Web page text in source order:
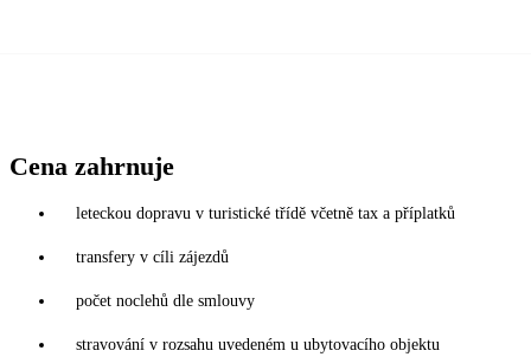
Cena zahrnuje
leteckou dopravu v turistické třídě včetně tax a příplatků
transfery v cíli zájezdů
počet noclehů dle smlouvy
stravování v rozsahu uvedeném u ubytovacího objektu